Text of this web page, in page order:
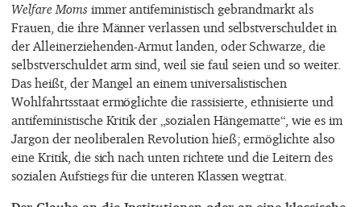
Welfare Moms immer antifeministisch gebrandmarkt als
Frauen, die ihre Männer verlassen und selbstverschuldet in
der Alleinerziehenden-Armut landen, oder Schwarze, die
selbstverschuldet arm sind, weil sie faul seien und so weiter.
Das heißt, der Mangel an einem universalistischen
Wohlfahrtsstaat ermöglichte die rassisierte, ethnisierte und
antifeministische Kritik der „sozialen Hängematte“, wie es im
Jargon der neoliberalen Revolution hieß; ermöglichte also
eine Kritik, die sich nach unten richtete und die Leitern des
sozialen Aufstiegs für die unteren Klassen wegtrat.